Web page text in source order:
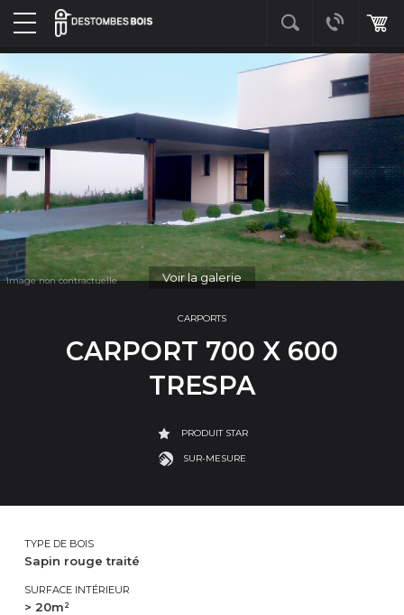
Voir la galerie
CARPORTS
CARPORT 700 X 600
TRESPA
PRODUIT STAR
SUR-MESURE
TYPE DE BOIS
Sapin rouge traité
SURFACE INTÉRIEUR
> 20m²